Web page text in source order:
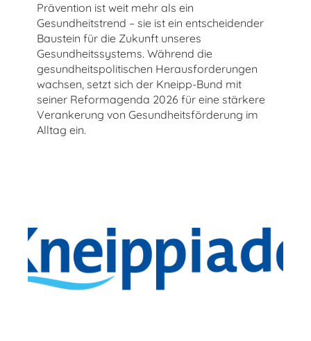
Prävention ist weit mehr als ein
Gesundheitstrend – sie ist ein entscheidender
Baustein für die Zukunft unseres
Gesundheitssystems. Während die
gesundheitspolitischen Herausforderungen
wachsen, setzt sich der Kneipp-Bund mit
seiner Reformagenda 2026 für eine stärkere
Verankerung von Gesundheitsförderung im
Alltag ein.